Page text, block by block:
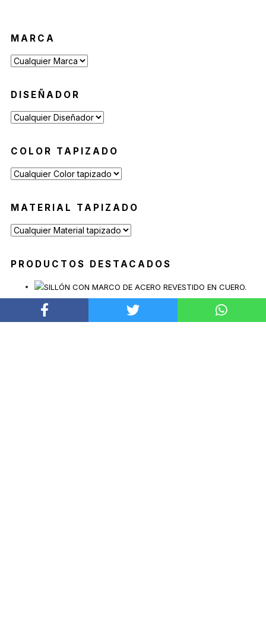
Sillas de Exterior con Apoyabrazos
Reposeras(6)
Mesas Auxiliares
Mesas Altas
Sofás de Espera (9)
Sillas de Espera(14)
Bancas de Espera(5)
MARCA
DISEÑADOR
COLOR TAPIZADO
MATERIAL TAPIZADO
PRODUCTOS DESTACADOS
SILLÓN ARIA
Desde$10.789.900